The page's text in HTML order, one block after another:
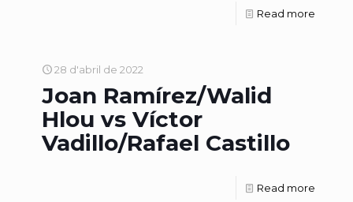
Read more
28 d'abril de 2022
Joan Ramírez/Walid
Hlou vs Víctor
Vadillo/Rafael Castillo
Read more